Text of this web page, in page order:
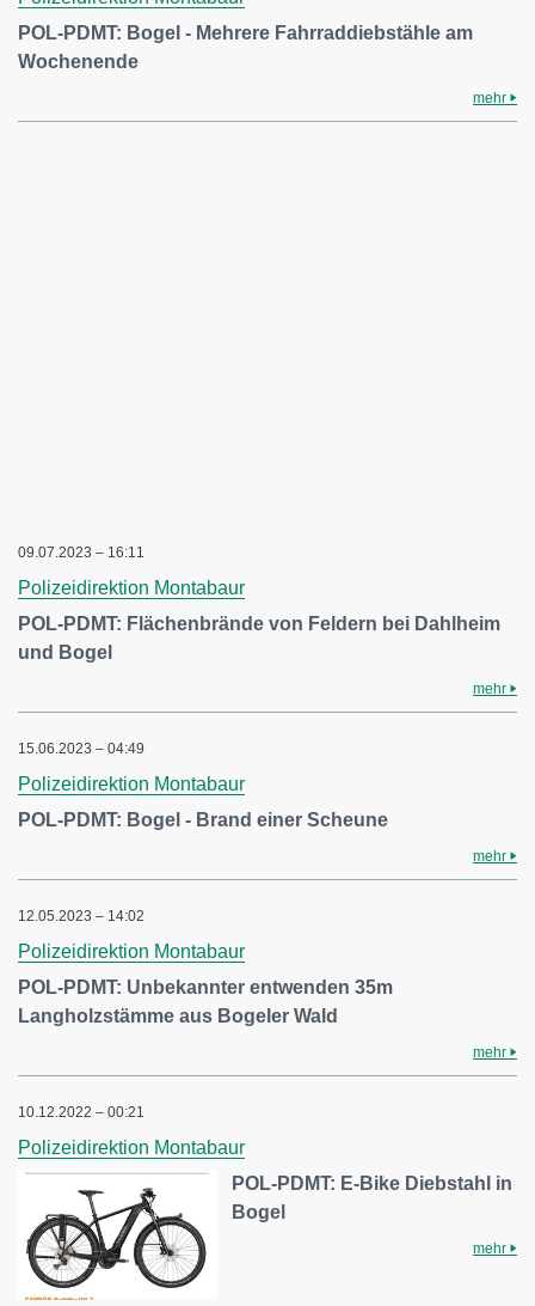
POL-PDMT: Bogel - Mehrere Fahrraddiebstähle am
Wochenende
mehr
09.07.2023 – 16:11
Polizeidirektion Montabaur
POL-PDMT: Flächenbrände von Feldern bei Dahlheim
und Bogel
mehr
15.06.2023 – 04:49
Polizeidirektion Montabaur
POL-PDMT: Bogel - Brand einer Scheune
mehr
12.05.2023 – 14:02
Polizeidirektion Montabaur
POL-PDMT: Unbekannter entwenden 35m
Langholzstämme aus Bogeler Wald
mehr
10.12.2022 – 00:21
Polizeidirektion Montabaur
POL-PDMT: E-Bike Diebstahl in
Bogel
mehr